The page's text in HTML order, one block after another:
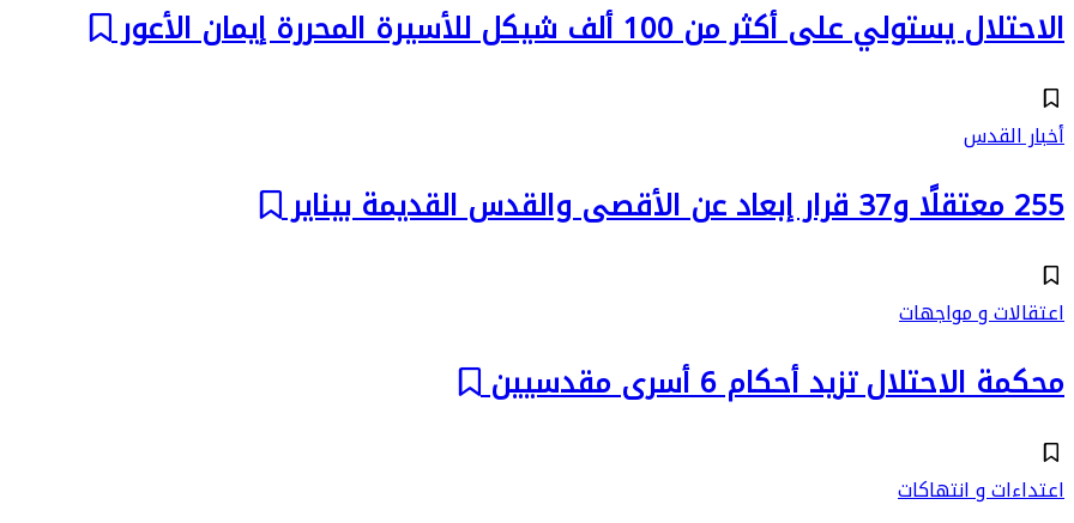
الاحتلال يستولي على أكثر من 100 ألف شيكل للأسيرة المحررة إيمان الأعور
أخبار القدس
255 معتقلًا و37 قرار إبعاد عن الأقصى والقدس القديمة بيناير
اعتقالات و مواجهات
محكمة الاحتلال تزيد أحكام 6 أسرى مقدسيين
اعتداءات و انتهاكات